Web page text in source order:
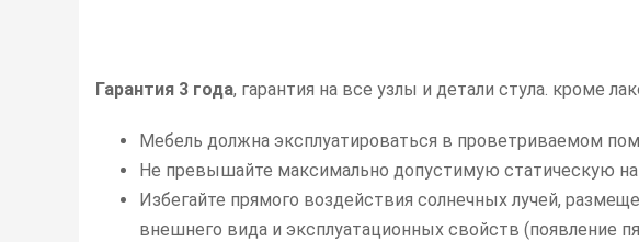
Гарантия 3 года, гарантия на все узлы и детали стула. кроме
Мебель должна эксплуатироваться в проветриваемом
Не превышайте максимально допустимую статическую
Избегайте прямого воздействия солнечных лучей,
внешнего вида и эксплуатационных свойств (появление